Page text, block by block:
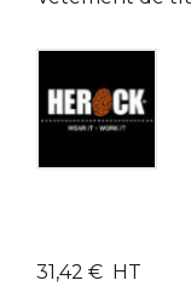
31,42 € HT